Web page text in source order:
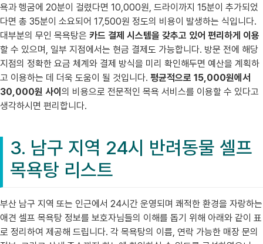
욕과 헹굼에 20분이 걸렸다면 10,000원, 드라이까지 15분이 추가되었
다면 총 35분이 소요되어 17,500원 정도의 비용이 발생하는 식입니다.
대부분의 무인 목욕탕은 카드 결제 시스템을 갖추고 있어 편리하게 이용
할 수 있으며, 일부 지점에서는 현금 결제도 가능합니다. 방문 전에 해당
지점의 정확한 요금 체계와 결제 방식을 미리 확인해두면 예산을 계획하
고 이용하는 데 더욱 도움이 될 것입니다. 평균적으로 15,000원에서
30,000원 사이 의 비용으로 전문적인 목욕 서비스를 이용할 수 있다고
생각하시면 편리합니다.
3. 남구 지역 24시 반려동물 셀프
목욕탕 리스트
부산 남구 지역 또는 인근에서 24시간 운영되며 쾌적한 환경을 자랑하는
애견 셀프 목욕탕 정보를 보호자님들의 이해를 돕기 위해 아래와 같이 표
로 정리하여 제공해 드립니다. 각 목욕탕의 이름, 연락 가능한 매장 문의